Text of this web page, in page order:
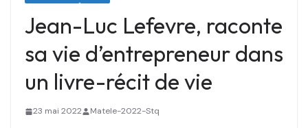
Jean-Luc Lefevre, raconte
sa vie d’entrepreneur dans
un livre-récit de vie
23 mai 2022 Matele-2022-Stq